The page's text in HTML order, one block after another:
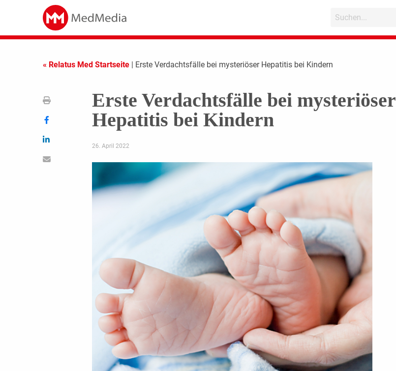
« Relatus Med Startseite | Erste Verdachtsfälle bei mysteriöser Hepatitis bei Kindern
Erste Verdachtsfälle bei mysteriöser
Hepatitis bei Kindern
26. April 2022